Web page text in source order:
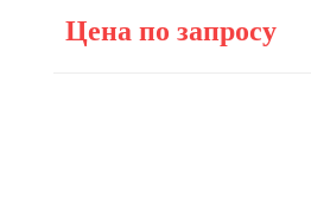
Цена по запросу